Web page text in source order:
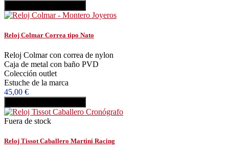
Reloj Colmar Correa tipo Nato
Reloj Colmar con correa de nylon
Caja de metal con baño PVD
Colección outlet
Estuche de la marca
45,00 €
Fuera de stock
Reloj Tissot Caballero Martini Racing